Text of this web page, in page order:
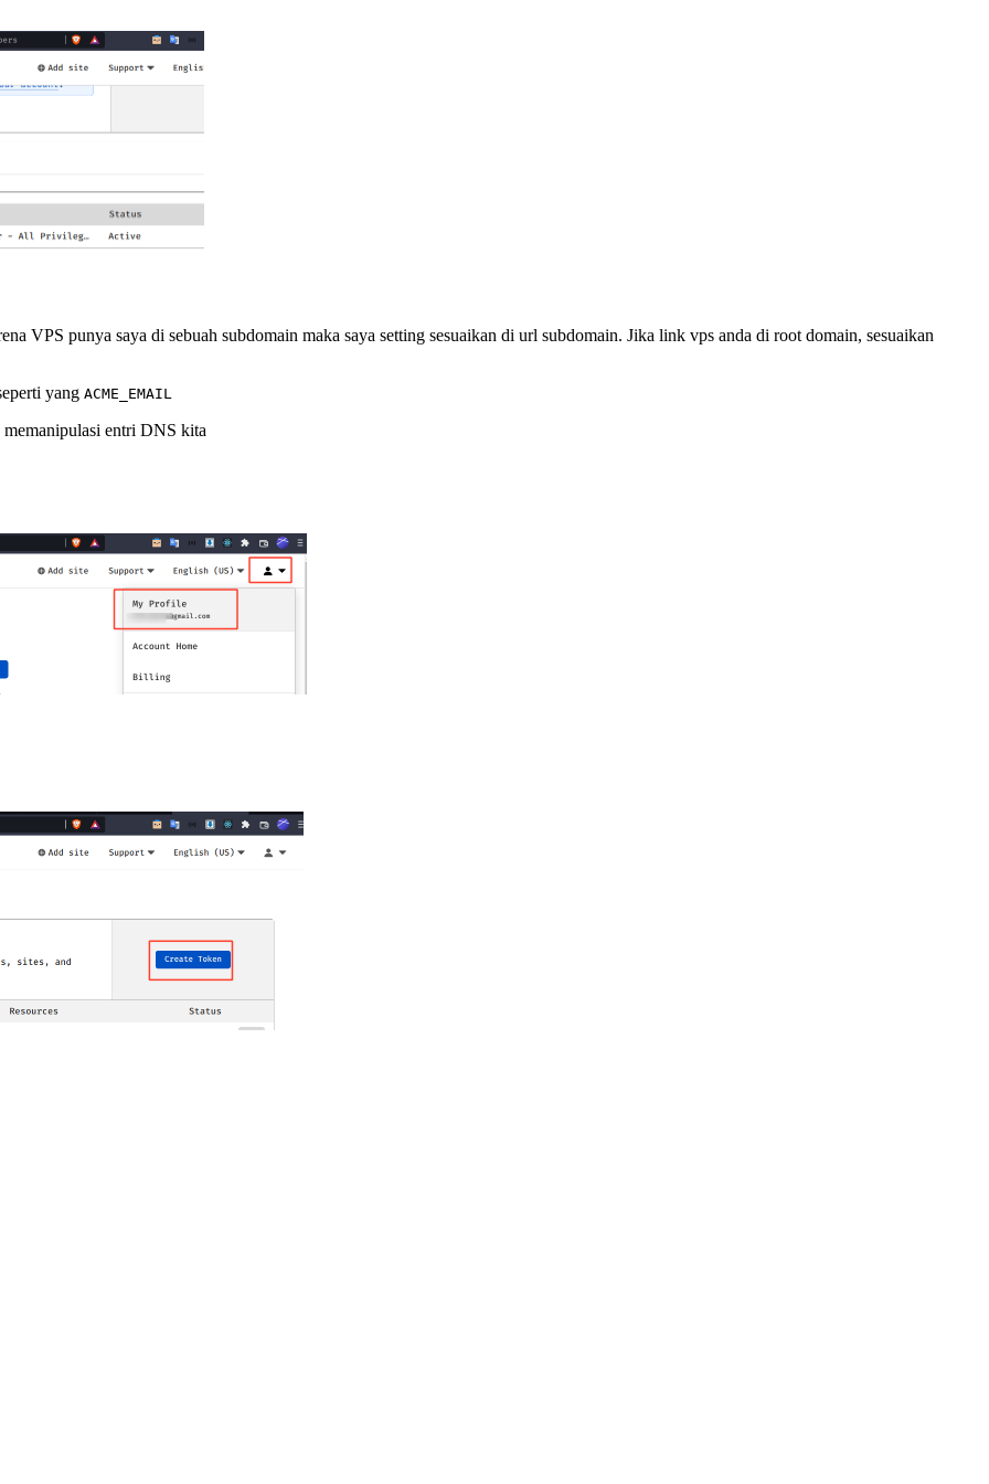
VPS punya saya di sebuah subdomain maka saya setting sesuaikan di url subdomain. Jika link vps anda di root domain, sesuaikan
yang ACME_EMAIL
entri DNS kita